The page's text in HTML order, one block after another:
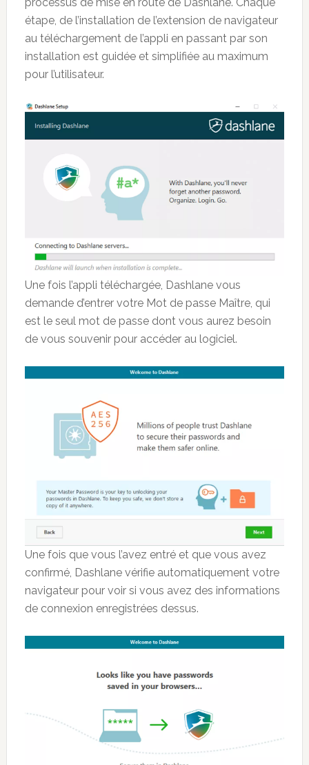
étape, de l’installation de l’extension de navigateur
au téléchargement de l’appli en passant par son
installation est guidée et simplifiée au maximum
pour l’utilisateur.
Une fois l’appli téléchargée, Dashlane vous
demande d’entrer votre Mot de passe Maître, qui
est le seul mot de passe dont vous aurez besoin
de vous souvenir pour accéder au logiciel.
Une fois que vous l’avez entré et que vous avez
confirmé, Dashlane vérifie automatiquement votre
navigateur pour voir si vous avez des informations
de connexion enregistrées dessus.